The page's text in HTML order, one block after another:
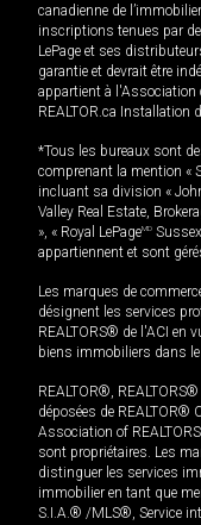
canadienne de
inscriptions tenues par
LePage et ses
garantie et devrait être
appartient à l'Association
REALTOR.ca Installation
*Tous les bureaux sont
comprenant la mention «
incluant sa division «
Valley Real Estate,
», « Royal LePageMD
appartiennent et sont
Les marques de
désignent les services
REALTORS® de l'ACI en
biens immobiliers dans le
REALTOR®,
déposées de REALTOR®
Association of
sont propriétaires. Les
distinguer les services
immobilier en tant que
S.I.A.® /MLS®, Service